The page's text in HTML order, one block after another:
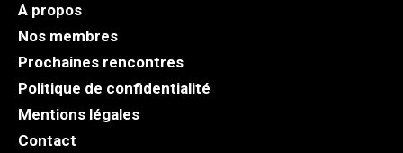
A propos
Nos membres
Prochaines rencontres
Politique de confidentialité
Mentions légales
Contact